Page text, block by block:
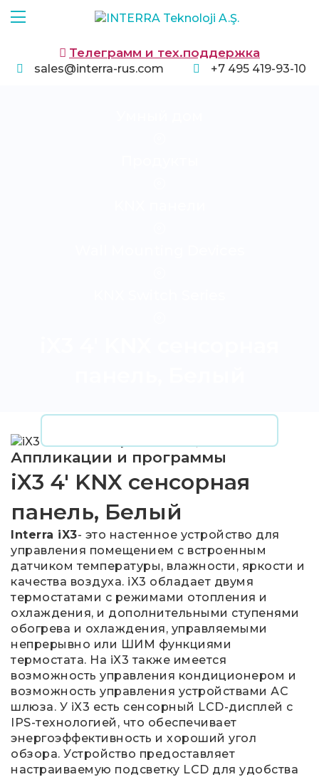
Телеграмм и тех.поддержка
sales@interra-rus.com +7 495 419-93-10
Аппликации и программы
iX3 4' KNX сенсорная
панель, Белый
Interra iX3- это настенное устройство для
управления помещением с встроенным
датчиком температуры, влажности, яркости и
качества воздуха. iX3 обладает двумя
термостатами с режимами отопления и
охлаждения, и дополнительными ступенями
обогрева и охлаждения, управляемыми
непрерывно или ШИМ функциями
термостата. На iX3 также имеется
возможность управления кондиционером и
возможность управления устройствами АС
шлюза. У iX3 есть сенсорный LCD-дисплей с
IPS-технологией, что обеспечивает
энергоэффективность и хороший угол
обзора. Устройство предоставляет
настраиваемую подсветку LCD для удобства